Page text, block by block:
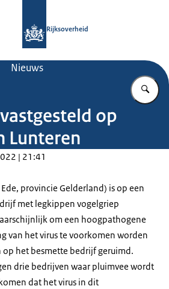
Rijksoverheid
Nieuws
op
Lunteren
| 21:41
provincie Gelderland) is op een
met legkippen vogelgriep
om een hoogpathogene
van het virus te voorkomen worden
het besmette bedrijf geruimd.
drie bedrijven waar pluimvee wordt
dat het virus in dit